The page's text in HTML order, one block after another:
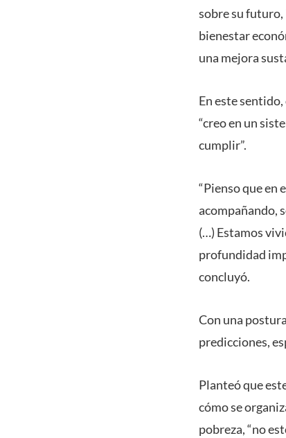
sobre su futuro,
bienestar
una mejora
En este
“creo en un
cumplir”.
“Pienso que en
acompañando,
(…) Estamos
profundidad
concluyó.
Con una
predicciones,
Planteó que
cómo se
pobreza, “no